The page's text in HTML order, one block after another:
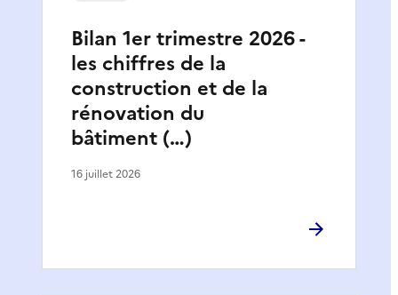
Bilan 1er trimestre 2026 -
les chiffres de la
construction et de la
rénovation du
bâtiment (…)
16 juillet 2026